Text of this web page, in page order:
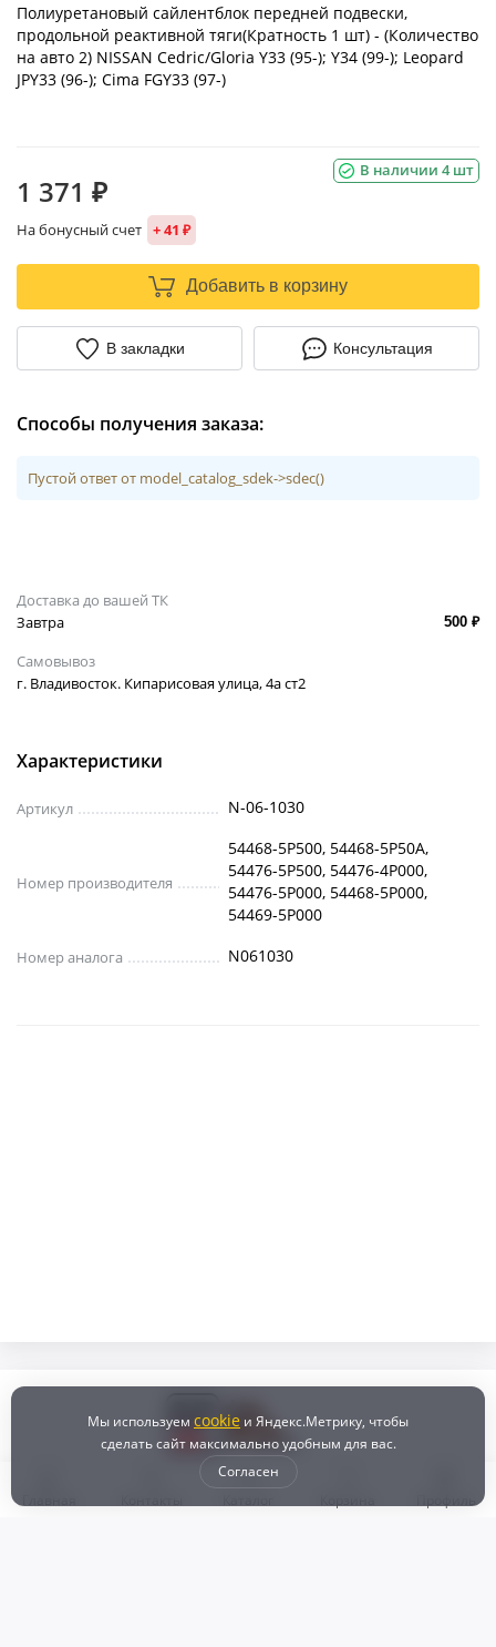
Полиуретановый сайлентблок передней подвески,
продольной реактивной тяги(Кратность 1 шт) - (Количество
на авто 2) NISSAN Cedric/Gloria Y33 (95-); Y34 (99-); Leopard
JPY33 (96-); Cima FGY33 (97-)
В наличии 4 шт
1 371 ₽
На бонусный счет + 41 ₽
Добавить в корзину
В закладки Консультация
Способы получения заказа:
Пустой ответ от model_catalog_sdek->sdec()
Доставка до вашей ТК
Завтра
500 ₽
Самовывоз
г. Владивосток. Кипарисовая улица, 4а ст2
Характеристики
Артикул N-06-1030
Номер производителя
54468-5P500, 54468-5P50A,
54476-5P500, 54476-4P000,
54476-5P000, 54468-5P000,
54469-5P000
Номер аналога N061030
Мы используем cookie и Яндекс.Метрику, чтобы
сделать сайт максимально удобным для вас.
Согласен